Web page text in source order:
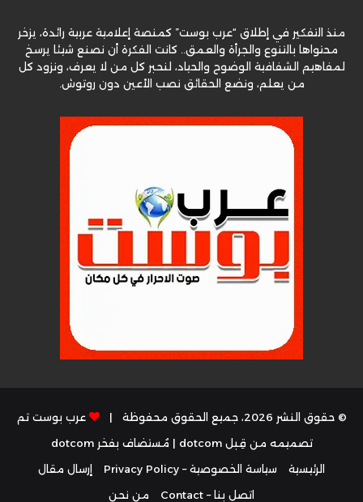
منذ التفكير في إطلاق “عرب بوست” كمنصة إعلامية عربية رائدة، يزخر
محتواها بالتنوع والجرأة والعمق.. كانت الفكرة أن نصنع شيئا يرسخ
لمفاهيم الشفافية الوضوح والحياد، لنحبر كل من لا يعرف، ونزود كل
من يعلم، ونضع الحقائق نصب الأعين دون روتوش.
© حقوق النشر 2026، جميع الحقوق محفوظة |
عرب بوست تم
تصميمه من قِبل dotcom
| مُستضاف بفخرdotcom
الرئيسية
سياسة الخصوصية – Privacy Policy
إرسال مقال
اتصل بنا – Contact
من نحن